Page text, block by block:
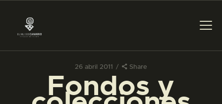
26 abril 2011 Share
Fondos y
PREPARAR LA VISITA